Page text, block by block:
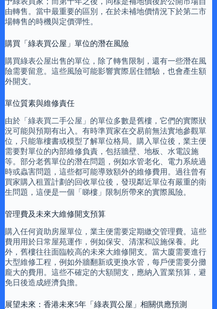
由轉售。當中最重要的區別，在於未補地價情況下於第二市
場轉售的時機與定價彈性。
購買「綠表買公屋」單位的潛在風險
購買綠表公屋出售的單位，除了轉售限制，還有一些潛在風
險需要留意。這些風險可能影響實際居住體驗，也會產生額
外開支。
單位質素與維修責任
由於「綠表買二手公屋」的單位多數是舊樓，它們的實際狀
況可能與預期有出入。有時準買家在交易前無法實地參觀單
位，只能靠樓書或模型了解單位格局。購入單位後，業主便
需要對單位的內部維修負責，包括牆壁、地板、水電設施
等。部分老舊單位的潛在問題，例如水管老化、電力系統過
時或蟲害問題，這些都可能導致額外的維修費用。過往曾有
買家購入租置計劃的回收單位後，發現鄰近單位有嚴重的衛
生問題，這便是一個「睇樓」限制所帶來的實際風險。
管理費及未來大維修開支預算
購入任何資助房屋單位，業主便需要定期繳交管理費。這些
費用用於日常屋苑運作，例如保安、清潔和設施保養。此
外，舊樓往往面臨較高的未來大維修開支。當大廈需要進行
大型維修工程，例如外牆翻新或更換水管，每戶便需要分攤
龐大的費用。這些不確定的大額開支，應納入置業預算，避
免日後造成經濟負擔。
展望未來：香港未來5年「綠表買公屋」相關供應預測